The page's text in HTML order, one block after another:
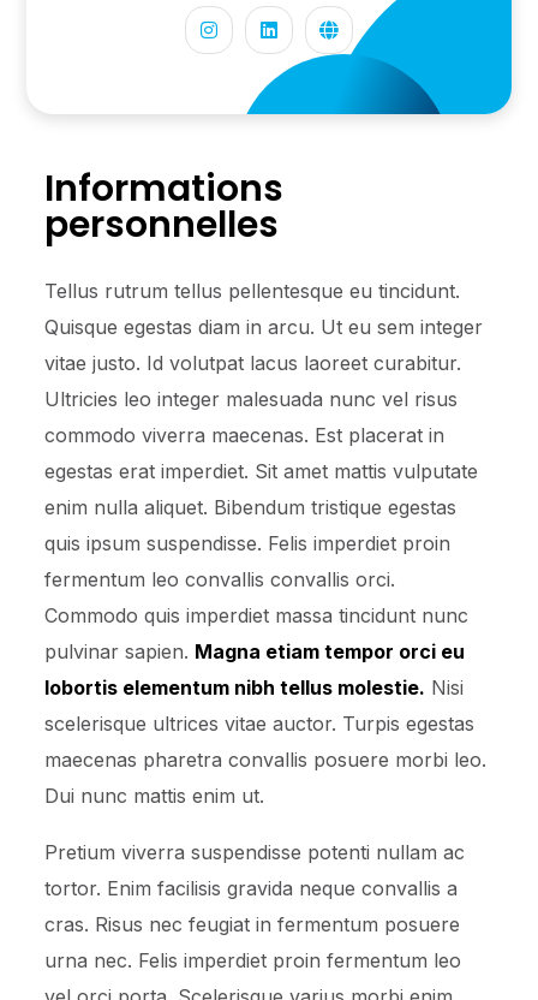
Informations
personnelles
Tellus rutrum tellus pellentesque eu tincidunt.
Quisque egestas diam in arcu. Ut eu sem integer
vitae justo. Id volutpat lacus laoreet curabitur.
Ultricies leo integer malesuada nunc vel risus
commodo viverra maecenas. Est placerat in
egestas erat imperdiet. Sit amet mattis vulputate
enim nulla aliquet. Bibendum tristique egestas
quis ipsum suspendisse. Felis imperdiet proin
fermentum leo convallis convallis orci.
Commodo quis imperdiet massa tincidunt nunc
pulvinar sapien. Magna etiam tempor orci eu
lobortis elementum nibh tellus molestie. Nisi
scelerisque ultrices vitae auctor. Turpis egestas
maecenas pharetra convallis posuere morbi leo.
Dui nunc mattis enim ut.
Pretium viverra suspendisse potenti nullam ac
tortor. Enim facilisis gravida neque convallis a
cras. Risus nec feugiat in fermentum posuere
urna nec. Felis imperdiet proin fermentum leo